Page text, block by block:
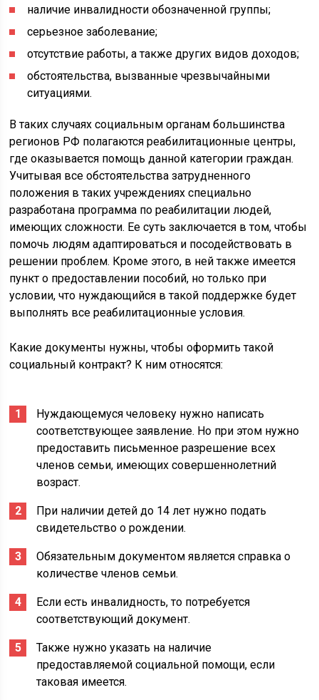
наличие инвалидности обозначенной группы;
серьезное заболевание;
отсутствие работы, а также других видов доходов;
обстоятельства, вызванные чрезвычайными
ситуациями.
В таких случаях социальным органам большинства
регионов РФ полагаются реабилитационные центры,
где оказывается помощь данной категории граждан.
Учитывая все обстоятельства затрудненного
положения в таких учреждениях специально
разработана программа по реабилитации людей,
имеющих сложности. Ее суть заключается в том, чтобы
помочь людям адаптироваться и посодействовать в
решении проблем. Кроме этого, в ней также имеется
пункт о предоставлении пособий, но только при
условии, что нуждающийся в такой поддержке будет
выполнять все реабилитационные условия.
Какие документы нужны, чтобы оформить такой
социальный контракт? К ним относятся:
Нуждающемуся человеку нужно написать
соответствующее заявление. Но при этом нужно
предоставить письменное разрешение всех
членов семьи, имеющих совершеннолетний
возраст.
При наличии детей до 14 лет нужно подать
свидетельство о рождении.
Обязательным документом является справка о
количестве членов семьи.
Если есть инвалидность, то потребуется
соответствующий документ.
Также нужно указать на наличие
предоставляемой социальной помощи, если
таковая имеется.